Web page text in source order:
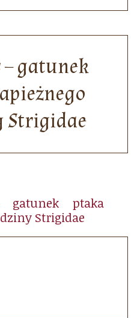
gatunek
Strigidae